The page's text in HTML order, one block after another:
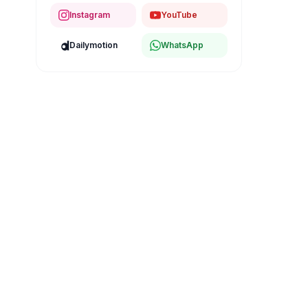
Instagram YouTube
Dailymotion WhatsApp